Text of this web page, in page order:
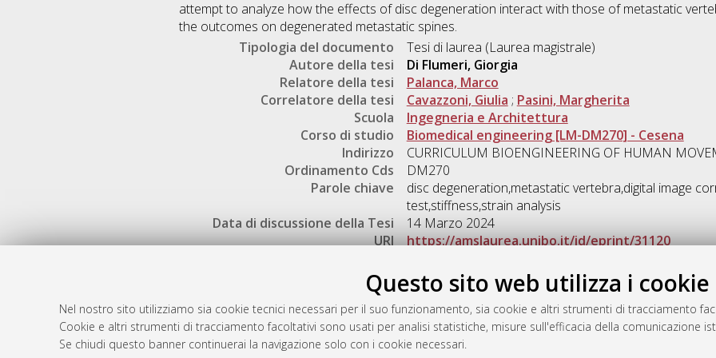
Questo sito web utilizza i cookie
Nel nostro sito utilizziamo sia cookie tecnici necessari per il suo funzionamento, sia cookie e altri strumenti di tracciamento
Cookie e altri strumenti di tracciamento facoltativi sono usati per analisi statistiche, misure sull'efficacia della comunicazione
Se chiudi questo banner continuerai la navigazione solo con i cookie necessari.
attempt to analyze how the effects of disc degeneration interact with those of metastatic
the outcomes on degenerated metastatic spines.
Tipologia del documento
Tesi di laurea (Laurea magistrale)
Autore della tesi
Di Flumeri, Giorgia
Relatore della tesi
Palanca, Marco
Correlatore della tesi
Cavazzoni, Giulia ; Pasini, Margherita
Scuola
Ingegneria e Architettura
Corso di studio
Biomedical engineering [LM-DM270] - Cesena
Indirizzo
CURRICULUM BIOENGINEERING OF HUMAN
Ordinamento Cds
DM270
Parole chiave
disc degeneration,metastatic vertebra,digital image
test,stiffness,strain analysis
Data di discussione della Tesi
14 Marzo 2024
URI
https://amslaurea.unibo.it/id/eprint/31120
Gestione del documento:
Atom
AMS Laurea
Servizio implementato e gestito da